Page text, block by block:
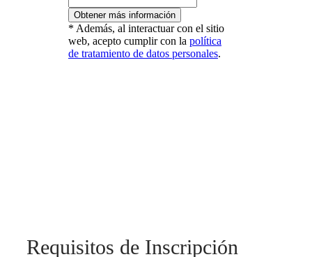
y
Apellidos
electrónico
Obtener más información
* Además, al interactuar con el sitio
web, acepto cumplir con la política
de tratamiento de datos personales.
Requisitos de Inscripción